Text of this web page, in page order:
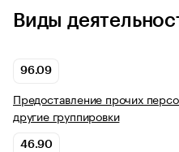
Виды
96.09
Предоставление прочих
другие группировки
46.90